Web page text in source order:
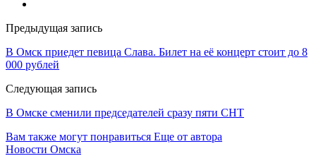
Предыдущая запись
В Омск приедет певица Слава. Билет на её концерт стоит до 8
000 рублей
Следующая запись
В Омске сменили председателей сразу пяти СНТ
Вам также могут понравиться Еще от автора
Новости Омска